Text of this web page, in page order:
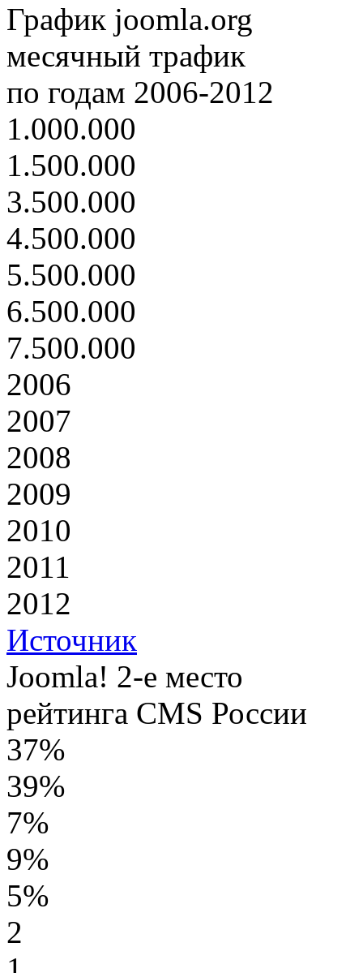
График joomla.org
месячный трафик
по годам 2006-2012
1.000.000
1.500.000
3.500.000
4.500.000
5.500.000
6.500.000
7.500.000
2006
2007
2008
2009
2010
2011
2012
Источник
Joomla! 2-е место
рейтинга CMS России
37%
39%
7%
9%
5%
2